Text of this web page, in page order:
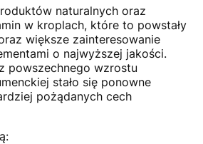
naturalnych oraz
w kroplach, które to powstały
większe zain­teresowanie
o najwyższej jakości.
powszechnego wzrostu
stało się po­nowne
pożądanych cech